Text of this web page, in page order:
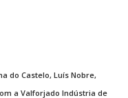
do Castelo, Luís Nobre,
a Valforjado Indústria de